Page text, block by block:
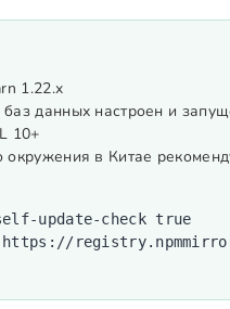
1.22.x
данных настроен и
10+
окружения в Китае
update-check true